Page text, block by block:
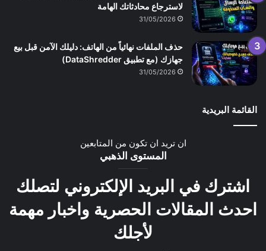
لاسترجاع محادثاتك الهامة
31/05/2026
حذف الملفات نهائياً من الهاتف: دليلك الآمن قبل بيع
جهازك (مع تطبيق DataShredder)
31/05/2026
القائمة البريدية
ان تريد ان تكون من المتابعين
المستوى الذهبي
اشترك في البريد الإلكتروني لتصلك
احدث المقالات الحصرية واخبار مهمة
لأجلك